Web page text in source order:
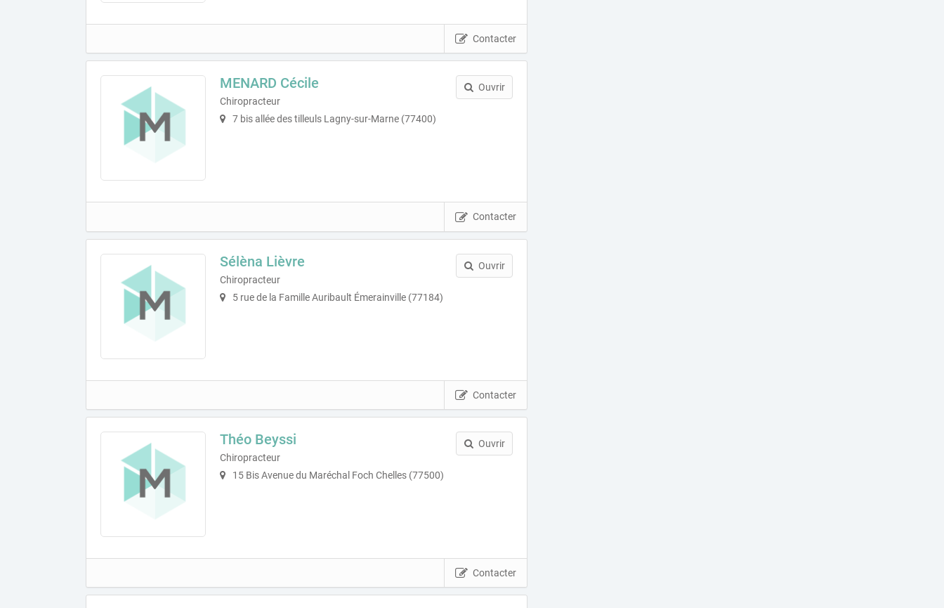
Contacter
MENARD Cécile
Chiropracteur
7 bis allée des tilleuls Lagny-sur-Marne (77400)
Ouvrir
Contacter
Sélèna Lièvre
Chiropracteur
5 rue de la Famille Auribault Émerainville (77184)
Ouvrir
Contacter
Théo Beyssi
Chiropracteur
15 Bis Avenue du Maréchal Foch Chelles (77500)
Ouvrir
Contacter